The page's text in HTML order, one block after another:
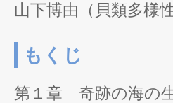
山下博由（貝類多様
もくじ
第１章 奇跡の海の